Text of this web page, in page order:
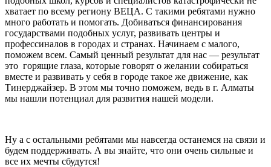
хватает по всему региону ВЕЦА. С такими ребятами нужно
много работать и помогать. Добиваться финансирования
государствами подобных услуг, развивать центры и
профессиналов в городах и странах. Начинаем с малого,
поможем всем. Самый ценный результат для нас — результат
это горящие глаза, которые говорят о желании собираться
вместе и развивать у себя в городе такое же движение, как
Тинерджайзер. В этом мы точно поможем, ведь в г. Алматы
мы нашли потенциал для развития нашей модели.
Ну а с остальными ребятами мы навсегда останемся на связи и
будем поддерживать. А вы знайте, что они очень сильные и
все их мечты сбудутся!